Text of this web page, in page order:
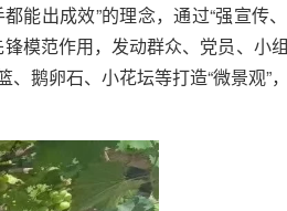
能出成效”的理念，通过“强宣传
模范作用，发动群众、党员、小
鹅卵石、小花坛等打造“微景观”